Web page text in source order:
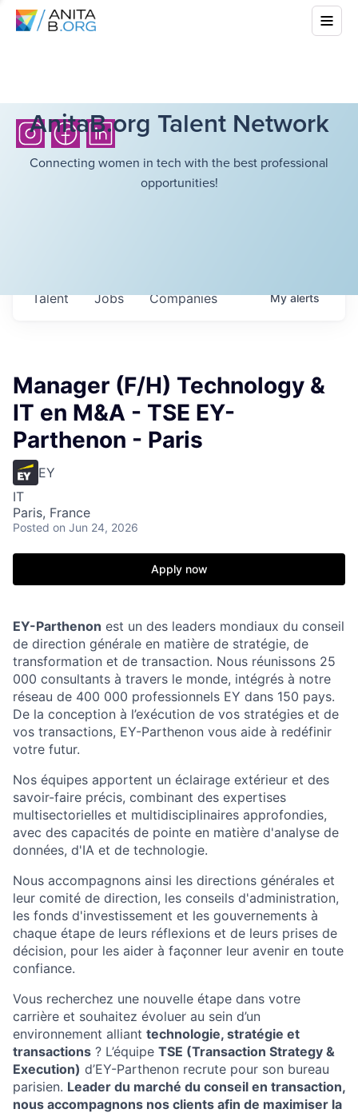
AnitaB.org Talent Network
Connecting women in tech with the best professional
opportunities!
Jobs Companies
Talent Myalerts
Manager (F/H) Technology &
IT en M&A - TSE EY-
Parthenon - Paris
EY
IT
Paris, France
Posted on Jun 24, 2026
Apply now
EY-Parthenon est un des leaders mondiaux du conseil
de direction générale en matière de stratégie, de
transformation et de transaction. Nous réunissons 25
000 consultants à travers le monde, intégrés à notre
réseau de 400 000 professionnels EY dans 150 pays.
De la conception à l’exécution de vos stratégies et de
vos transactions, EY-Parthenon vous aide à redéfinir
votre futur.
Nos équipes apportent un éclairage extérieur et des
savoir-faire précis, combinant des expertises
multisectorielles et multidisciplinaires approfondies,
avec des capacités de pointe en matière d'analyse de
données, d'IA et de technologie.
Nous accompagnons ainsi les directions générales et
leur comité de direction, les conseils d'administration,
les fonds d'investissement et les gouvernements à
chaque étape de leurs réflexions et de leurs prises de
décision, pour les aider à façonner leur avenir en toute
confiance.
Vous recherchez une nouvelle étape dans votre
carrière et souhaitez évoluer au sein d’un
environnement alliant technologie, stratégie et
transactions ? L’équipe TSE (Transaction Strategy &
Execution) d’EY-Parthenon recrute pour son bureau
parisien. Leader du marché du conseil en transaction,
nous accompagnons nos clients afin de maximiser la